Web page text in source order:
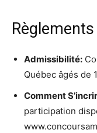
Admissibilité:
Québec âgés de
Comment
participation